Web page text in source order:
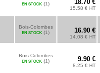
EN STOCK (1) 18.70 €
15.58 € HT
Bois-Colombes
EN STOCK (1) 16.90 €
14.08 € HT
Bois-Colombes
EN STOCK (1) 9.90 €
8.25 € HT